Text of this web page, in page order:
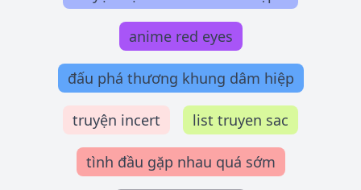
anime red eyes
đấu phá thương khung dâm hiệp
truyện incert list truyen sac
tình đầu gặp nhau quá sớm